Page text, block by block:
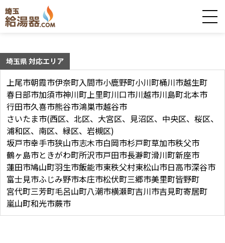
埼玉県 対応エリア
上尾市朝霞市伊奈町入間市小鹿野町小川町桶川市越生町
春日部市加須市神川町上里町川口市川越市川島町北本市
行田市久喜市熊谷市鴻巣市越谷市
さいたま市(西区、北区、大宮区、見沼区、中央区、桜区、
浦和区、南区、緑区、岩槻区)
坂戸市幸手市狭山市志木市白岡市杉戸町草加市秩父市
鶴ヶ島市ときがわ町所沢市戸田市長瀞町滑川町新座市
蓮田市鳩山町羽生市飯能市東秩父村東松山市日高市深谷市
富士見市ふじみ野市本庄市松伏町三郷市美里町皆野町
宮代町三芳町毛呂山町八潮市横瀬町吉川市吉見町寄居町
嵐山町和光市蕨市